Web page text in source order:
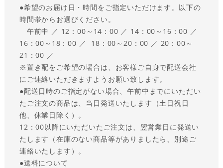
●希望のお届け日・時間をご指定いただけます。以下の
時間帯からお選びください。
午前中 ／ 12：00～14：00 ／ 14：00～16：00 ／
16：00～18：00 ／ 18：00～20：00 ／ 20：00～
21：00 ／
※置き配をご希望の場合は、お客様ご自身で配送会社
にご連絡いただきますようお願い致します。
●配送日時のご指定がない場合、午前中までにいただい
たご注文の商品は、当日発送いたします（土日祝日
他、休業日除く）。
12：00以降にいただいたご注文は、翌営業日に発送い
たします（在庫のない商品等がありましたら、別途ご
連絡いたします）。
●送料について